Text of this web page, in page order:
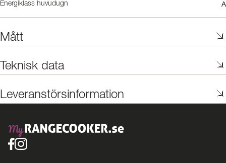
Energiklass huvudugn A
Mått
Teknisk data
Leveranstörsinformation